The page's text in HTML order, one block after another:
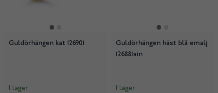
Guldörhängen kat 126901
I lager
Guldörhängen häst blå emalj
126881sin
I lager